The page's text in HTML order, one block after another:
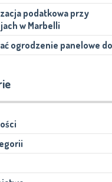
podatkowa przy
w Marbelli
ogrodzenie panelowe